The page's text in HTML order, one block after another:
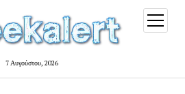
7 Αυγούστου, 2026
open
menu